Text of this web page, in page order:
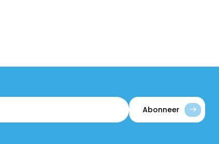
Abonneer